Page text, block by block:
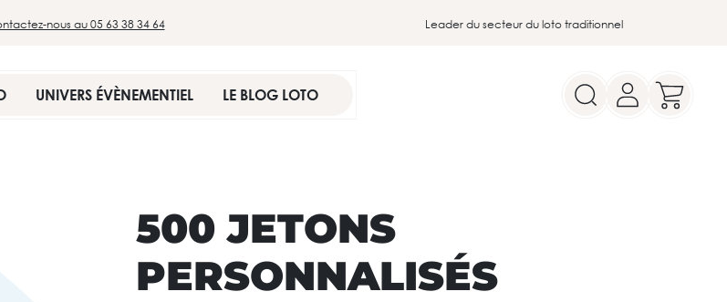
nous au 05 63 38 34 64 Leader du secteur du loto traditionnel
UNIVERS ÉVÈNEMENTIEL LE BLOG LOTO
500 JETONS
PERSONNALISÉS